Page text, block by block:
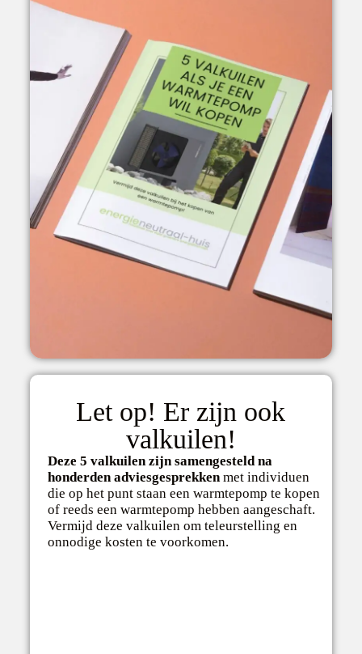
Let op! Er zijn ook
valkuilen!
Deze 5 valkuilen zijn samengesteld na
honderden adviesgesprekkenmet individuen
die op het punt staan een warmtepomp te kopen
of reeds een warmtepomp hebben aangeschaft.
Vermijd deze valkuilen om teleurstelling en
onnodige kosten te voorkomen.